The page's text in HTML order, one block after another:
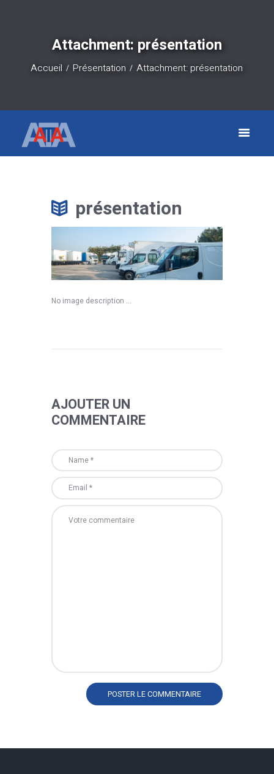
Attachment: présentation
Accueil Présentation Attachment: présentation
présentation
No image description ...
AJOUTER UN
COMMENTAIRE